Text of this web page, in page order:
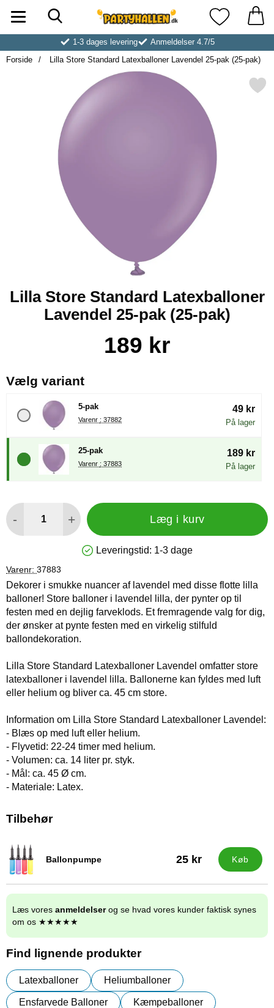
Startside for Partyhallen AB Mine
1-3 dages levering
Anmeldelser 4.7/5
Forside
Lilla Store Standard Latexballoner Lavendel 25-pak (25-pak)
Markér lilla Store Standard Latexballoner
Lilla Store Standard Latexballoner
Lavendel 25-pak (25-pak)
Køb dette produkt Lilla Store Standard Latexballoner
pris
189 kr
Vælg variant, (Valg af en ny radioknap vil
5-pak
Varenr : 37882
49 kr
På lager
25-pak
Varenr : 37883
189 kr
På lager
- + Læg i kurv
Produkttilgængelighed: På lager
Leveringstid: 1-3 dage
Varenr: 37883
Dekorer i smukke nuancer af lavendel med disse flotte lilla
balloner! Store balloner i lavendel lilla, der pynter op til
festen med en dejlig farveklods. Et fremragende valg for dig,
der ønsker at pynte festen med en virkelig stilfuld
ballondekoration.
Lilla Store Standard Latexballoner Lavendel omfatter store
latexballoner i lavendel lilla. Ballonerne kan fyldes med luft
eller helium og bliver ca. 45 cm store.
Information om Lilla Store Standard Latexballoner Lavendel:
- Blæs op med luft eller helium.
- Flyvetid: 22-24 timer med helium.
- Volumen: ca. 14 liter pr. styk.
- Mål: ca. 45 Ø cm.
- Materiale: Latex.
Tilbehør
Ballonpumpe
Varenr 9838 25 kr Køb
Læs vores anmeldelserog se hvad vores kunder faktisk synes
om os ★★★★★
Find lignende produkter
Latexballoner Heliumballoner
Ensfarvede Balloner Kæmpeballoner